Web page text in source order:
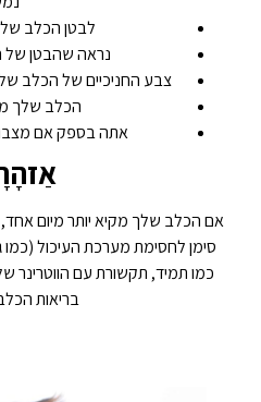
לבטן הכלב
נראה שהבטן של
צבע החניכיים של הכלב
הכלב שלך
אתה בספק אם
אם הכלב שלך מקיא יותר מיום אחד,
סימן לחסימת מערכת העיכול
כמו תמיד, תקשורת עם הווטרינר
בריאות